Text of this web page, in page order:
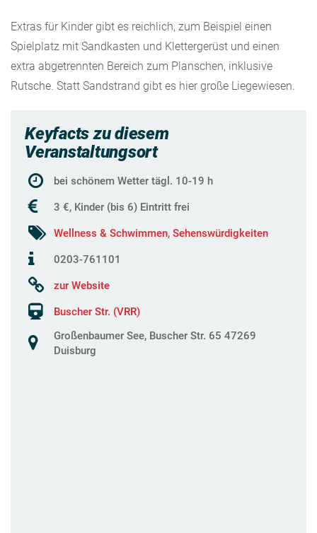
Extras für Kinder gibt es reichlich, zum Beispiel einen
Spielplatz mit Sandkasten und Klettergerüst und einen
extra abgetrennten Bereich zum Planschen, inklusive
Rutsche. Statt Sandstrand gibt es hier große Liegewiesen.
Keyfacts zu diesem
Veranstaltungsort
bei schönem Wetter tägl. 10-19 h
3 €, Kinder (bis 6) Eintritt frei
Wellness & Schwimmen, Sehenswürdigkeiten
0203-761101
zur Website
Buscher Str. (VRR)
Großenbaumer See, Buscher Str. 65 47269
Duisburg